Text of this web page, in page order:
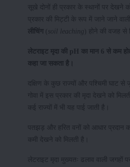
सूखे दोनों ही प्रकार के स्थानों पर देखने
प्रकार की मिट्टी के रूप में जाने जाने
लीचिंग( soil leaching ) होने की वजह से
लेटराइट मृदा की pH का मान 6 से कम
कहा जा सकता है।
दक्षिण के कुछ राज्यों और पश्चिमी घाट
गोवा में इस प्रकार की मृदा देखने को
कई राज्यों में भी यह पाई जाती है।
पतझड़ और हरित वनों को आधार प्रदान
कमी देखने को मिलती है।
लेटराइट मृदा मुख्यतः ढलाव वाली जगहों